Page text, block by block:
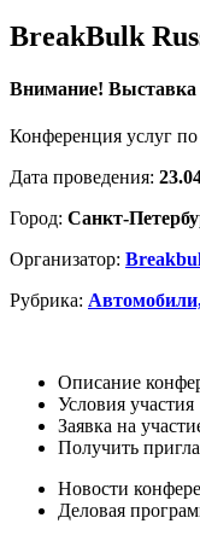
BreakBulk
Внимание! Выставка
Конференция услуг по
Дата проведения:
Город: Санкт-
Организатор:
Рубрика: Автомобили,
Описание
Условия участия
Заявка на
Получить
Новости
Деловая